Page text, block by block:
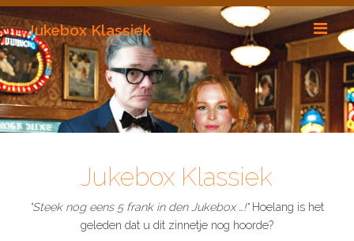
Jukebox Klassiek
Jukebox Klassiek
"Steek nog eens 5 frank in den Jukebox …!"Hoelang is het
geleden dat u dit zinnetje nog hoorde?